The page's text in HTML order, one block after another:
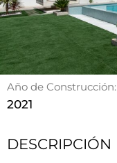
Año de Construcción:
2021
DESCRIPCIÓN